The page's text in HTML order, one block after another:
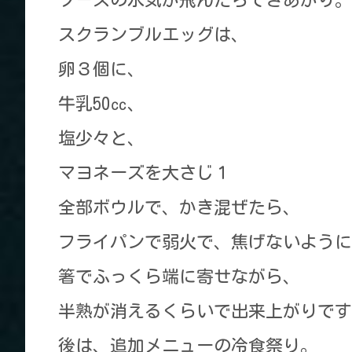
スクランブルエッグは、
卵３個に、
牛乳50㏄、
塩少々と、
マヨネーズを大さじ１
全部ボウルで、かき混ぜたら、
フライパンで弱火で、焦げないよう
箸でふっくら端に寄せながら、
半熟が消えるくらいで出来上がりで
後は、追加メニューの冷食祭り。